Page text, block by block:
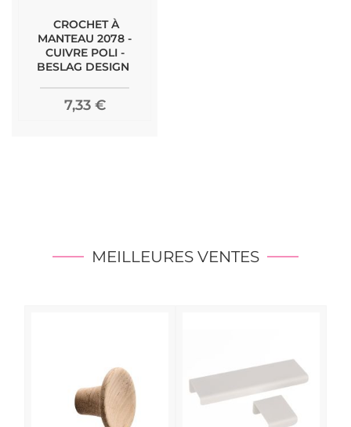
CROCHET À
MANTEAU 2078 -
CUIVRE POLI -
BESLAG DESIGN
7,33 €
MEILLEURES VENTES